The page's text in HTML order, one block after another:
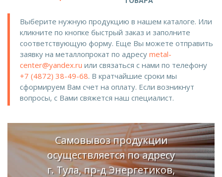
Выберите нужную продукцию в нашем каталоге. Или
кликните по кнопке быстрый заказ и заполните
соответствующую форму. Еще Вы можете отправить
заявку на металлопрокат по адресу metal-
center@yandex.ru или связаться с нами по телефону
+7 (4872) 38-49-68. В кратчайшие сроки мы
сформируем Вам счет на оплату. Если возникнут
вопросы, с Вами свяжется наш специалист.
Самовывоз продукции
осуществляется по адресу
г. Тула, пр-д Энергетиков,